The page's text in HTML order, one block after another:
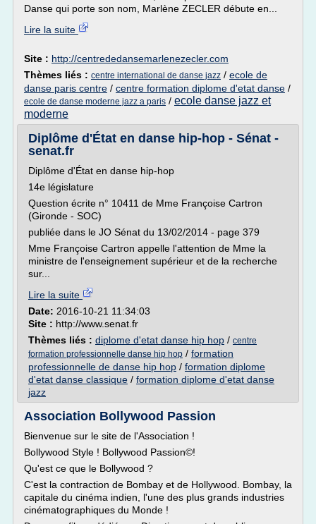
Danse qui porte son nom, Marlène ZECLER débute en...
Lire la suite
Site : http://centrededansemarlenezecler.com
Thèmes liés : centre international de danse jazz / ecole de
danse paris centre / centre formation diplome d'etat danse /
ecole de danse moderne jazz a paris / ecole danse jazz et
moderne
Diplôme d'État en danse hip-hop - Sénat -
senat.fr
Diplôme d'État en danse hip-hop
14e législature
Question écrite n° 10411 de Mme Françoise Cartron
(Gironde - SOC)
publiée dans le JO Sénat du 13/02/2014 - page 379
Mme Françoise Cartron appelle l'attention de Mme la
ministre de l'enseignement supérieur et de la recherche
sur...
Lire la suite
Date: 2016-10-21 11:34:03
Site : http://www.senat.fr
Thèmes liés : diplome d'etat danse hip hop / centre
formation professionnelle danse hip hop / formation
professionnelle de danse hip hop / formation diplome
d'etat danse classique / formation diplome d'etat danse
jazz
Association Bollywood Passion
Bienvenue sur le site de l'Association !
Bollywood Style ! Bollywood Passion©!
Qu'est ce que le Bollywood ?
C'est la contraction de Bombay et de Hollywood. Bombay, la
capitale du cinéma indien, l'une des plus grands industries
cinématographiques du Monde !